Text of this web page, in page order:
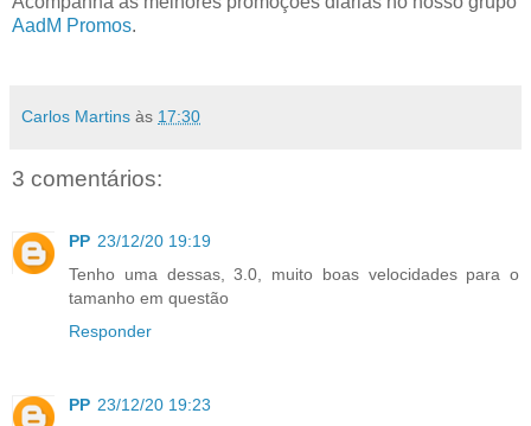
AadM Promos.
Carlos Martins às 17:30
3 comentários:
PP 23/12/20 19:19
Tenho uma dessas, 3.0, muito boas velocidades para o
tamanho em questão
Responder
PP 23/12/20 19:23